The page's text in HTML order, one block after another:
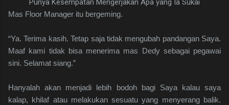
Punya Kesempatan Mengerjakan Apa yang Ia Sukai
Mas Floor Manager itu bergeming.
“Ya. Terima kasih. Tetap saja tidak mengubah pandangan Saya.
Maaf kami tidak bisa menerima mas Dedy sebagai pegawai
sini. Selamat siang.”
Hanyalah akan menjadi lebih bodoh bagi Saya kalau saya
kalap, khilaf atau melakukan sesuatu yang menyerang balik.